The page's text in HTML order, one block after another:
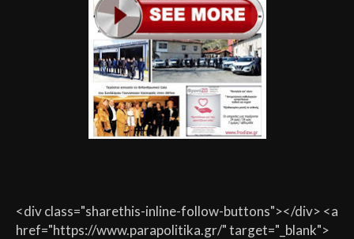
<div class="sharethis-inline-follow-buttons"></div> <a
href="https://www.parapolitika.gr/" target="_blank">